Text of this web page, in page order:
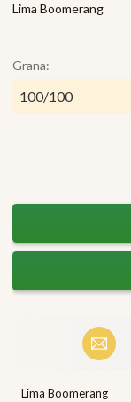
Lima Boomerang
Grana:
Email
Lima Boomerang